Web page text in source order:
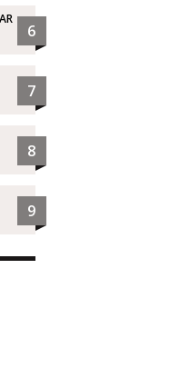
6
7
8
9